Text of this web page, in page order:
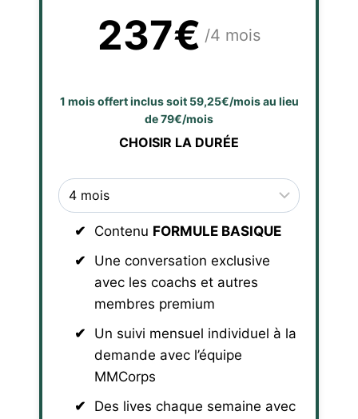
237€ /4 mois
1 mois offert inclus soit 59,25€/mois au lieu
de 79€/mois
CHOISIR LA DURÉE
Contenu FORMULE BASIQUE
Une conversation exclusive
avec les coachs et autres
membres premium
Un suivi mensuel individuel à la
demande avec l’équipe
MMCorps
Des lives chaque semaine avec